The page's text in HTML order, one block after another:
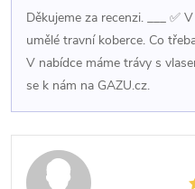
Děkujeme za recenzi. ___ ✅
umělé travní koberce. Co
V nabídce máme trávy s
se k nám na GAZU.cz.